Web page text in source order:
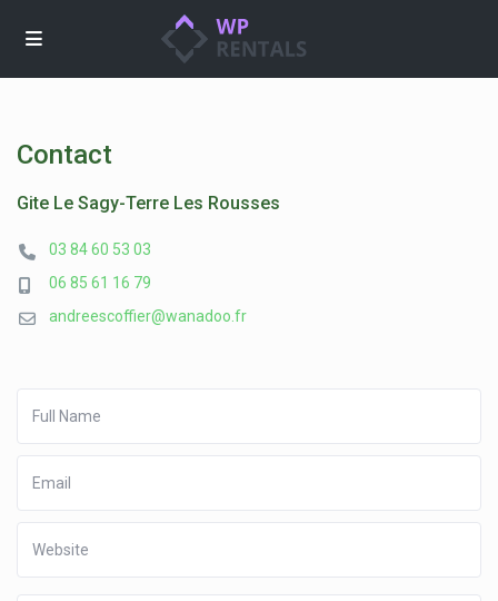
Contact
Gite Le Sagy-Terre Les Rousses
03 84 60 53 03
06 85 61 16 79
andreescoffier@wanadoo.fr